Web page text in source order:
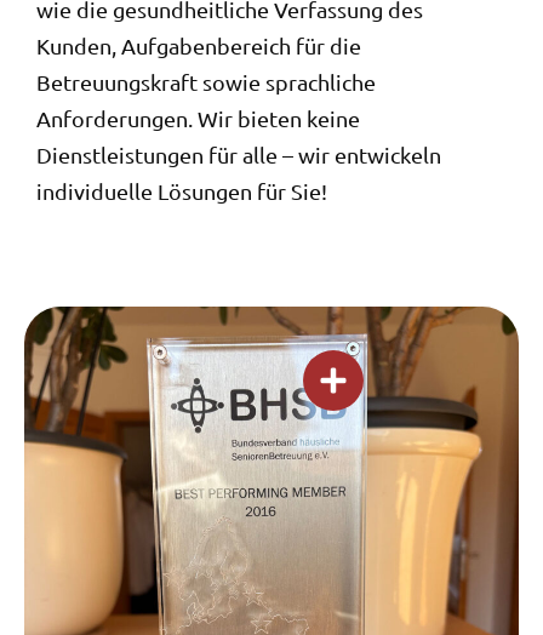
wie die gesundheitliche Verfassung des
Kunden, Aufgabenbereich für die
Betreuungskraft sowie sprachliche
Anforderungen. Wir bieten keine
Dienstleistungen für alle – wir entwickeln
individuelle Lösungen für Sie!